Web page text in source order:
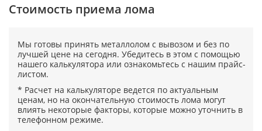
Cтоимость приема лома
Мы готовы принять металлолом с вывозом и без по
лучшей цене на сегодня. Убедитесь в этом с помощью
нашего калькулятора или ознакомьтесь с нашим прайс-
листом.
* Расчет на калькуляторе ведется по актуальным
ценам, но на окончательную стоимость лома могут
влиять некоторые факторы, которые можно уточнить в
телефонном режиме.